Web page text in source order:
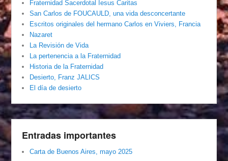
Fraternidad Sacerdotal Iesus Caritas
San Carlos de FOUCAULD, una vida desconcertante
Escritos originales del hermano Carlos en Viviers, Francia
Nazaret
La Revisión de Vida
La pertenencia a la Fraternidad
Historia de la Fraternidad
Desierto, Franz JALICS
El día de desierto
Entradas importantes
Carta de Buenos Aires, mayo 2025